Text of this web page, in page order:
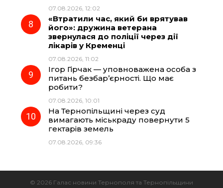
07.08.2026, 12:02
«Втратили час, який би врятував
його»: дружина ветерана
звернулася до поліції через дії
лікарів у Кременці
07.08.2026, 11:02
Ігор Гірчак — уповноважена особа з
питань безбар’єрності. Що має
робити?
07.08.2026, 10:01
На Тернопільщині через суд
вимагають міськраду повернути 5
гектарів земель
07.08.2026, 09:36
© 2026 Галас новини Тернополя та Тернопільщини